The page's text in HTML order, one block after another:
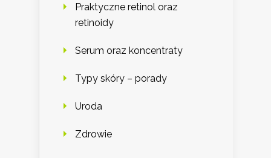
Praktyczne retinol oraz
retinoidy
Serum oraz koncentraty
Typy skóry – porady
Uroda
Zdrowie